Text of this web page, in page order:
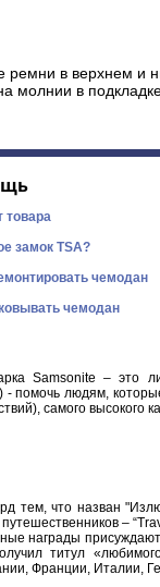
ремни в верхнем и
молнии в
товара
замок TSA?
чемодан
чемодан
Samsonite – это
- помочь людям,
самого высокого
тем, что назван
–
награды
титул
Франции, Италии,